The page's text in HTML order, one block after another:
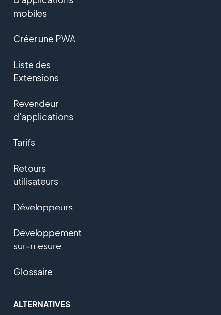
mobiles
Créer une PWA
Liste des
Extensions
Revendeur
d'applications
Tarifs
Retours
utilisateurs
Développeurs
Développement
sur-mesure
Glossaire
ALTERNATIVES